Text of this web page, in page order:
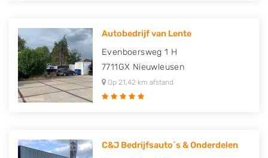
Autobedrijf van Lente
Evenboersweg 1 H
7711GX Nieuwleusen
Op 21,42 km afstand
C&J Bedrijfsauto´s & Onderdelen